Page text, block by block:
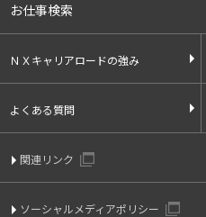
お仕事検索
ＮＸキャリアロードの強み
よくある質問
関連リンク
ソーシャルメディアポリシー